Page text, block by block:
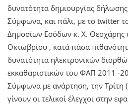
δυνατότητα δημιουργίας
Σύμφωνα, και πάλι, με το twitter
Δημοσίων Εσόδων κ. Χ. Θεοχάρης
Οκτωβρίου , κατά πάσα
δυνατότητα ηλεκτρονικών
εκκαθαριστικών του ΦΑΠ 2011 -
Σύμφωνα με ανάρτηση, την Τρίτη
γίνουν οι τελικοί έλεγχοι στην